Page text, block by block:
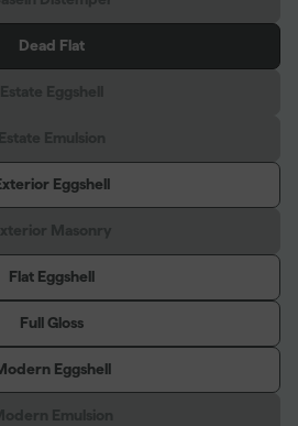
Dead Flat
Eggshell
Flat Eggshell
Full Gloss
Eggshell